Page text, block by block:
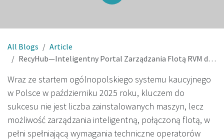
All Blogs
Article
RecyHub—Inteligentny Portal Zarządzania Flotą RVM dla polskiego systemu kaucyjnego
Wraz ze startem ogólnopolskiego systemu kaucyjnego
w Polsce w październiku 2025 roku, kluczem do
sukcesu nie jest liczba zainstalowanych maszyn, lecz
możliwość zarządzania inteligentną, połączoną flotą, w
pełni spełniającą wymagania techniczne operatorów